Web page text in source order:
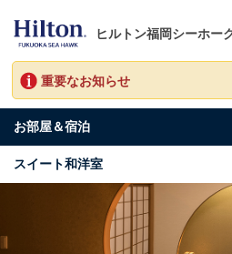
ヒルトン福岡シーホー
重要なお知らせ
お部屋＆宿泊
スイート和洋室